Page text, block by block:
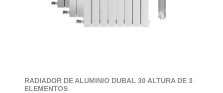
RADIADOR DE ALUMINIO DUBAL 30 ALTURA DE 3
ELEMENTOS